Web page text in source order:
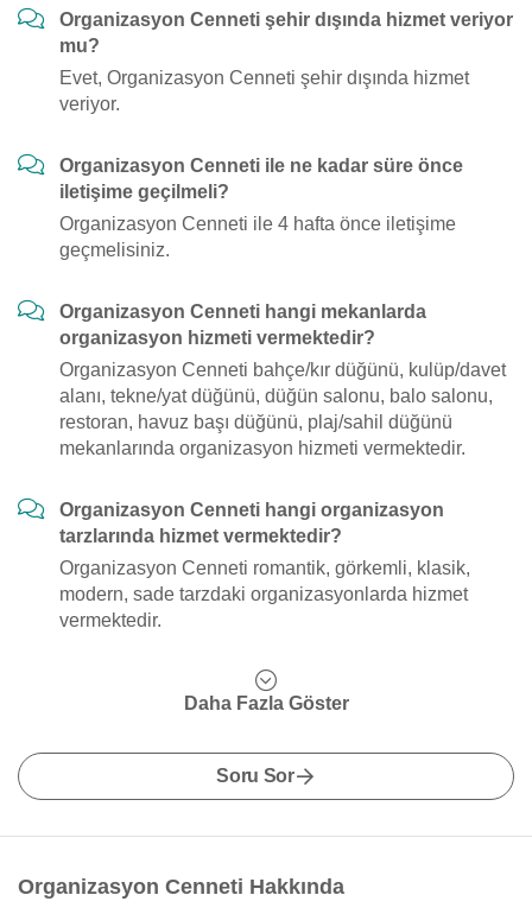
Organizasyon Cenneti şehir dışında hizmet veriyor
mu?
Evet, Organizasyon Cenneti şehir dışında hizmet
veriyor.
Organizasyon Cenneti ile ne kadar süre önce
iletişime geçilmeli?
Organizasyon Cenneti ile 4 hafta önce iletişime
geçmelisiniz.
Organizasyon Cenneti hangi mekanlarda
organizasyon hizmeti vermektedir?
Organizasyon Cenneti bahçe/kır düğünü, kulüp/davet
alanı, tekne/yat düğünü, düğün salonu, balo salonu,
restoran, havuz başı düğünü, plaj/sahil düğünü
mekanlarında organizasyon hizmeti vermektedir.
Organizasyon Cenneti hangi organizasyon
tarzlarında hizmet vermektedir?
Organizasyon Cenneti romantik, görkemli, klasik,
modern, sade tarzdaki organizasyonlarda hizmet
vermektedir.
Daha Fazla Göster
Soru Sor
Organizasyon Cenneti Hakkında